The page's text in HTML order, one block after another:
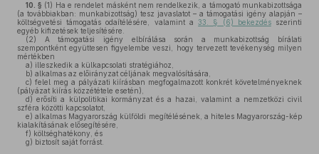
10. § (1) Ha e rendelet másként nem rendelkezik, a támogató munkabizottsága
(a továbbiakban: munkabizottság) tesz javaslatot – a támogatási igény alapján –
költségvetési támogatás odaítélésére, valamint a33. § (6) bekezdésszerinti
egyéb kifizetések teljesítésére.
(2) A támogatási igény elbírálása során a munkabizottság bírálati
szempontként együttesen figyelembe veszi, hogy tervezett tevékenység milyen
mértékben
a) illeszkedik a külkapcsolati stratégiához,
b) alkalmas az előirányzat céljának megvalósítására,
c) felel meg a pályázati kiírásban megfogalmazott konkrét követelményeknek
(pályázat kiírás közzététele esetén),
d) erősíti a külpolitikai kormányzat és a hazai, valamint a nemzetközi civil
szféra közötti kapcsolatot,
e) alkalmas Magyarország külföldi megítélésének, a hiteles Magyarország-kép
kialakításának elősegítésére,
f) költséghatékony, és
g) biztosít saját forrást.